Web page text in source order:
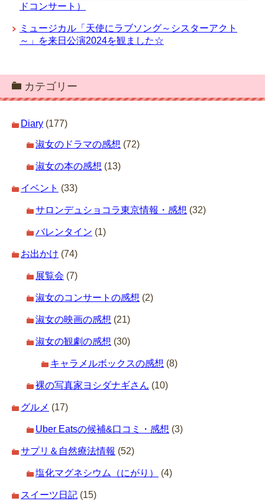
ドコンサート）
ミュージカル「天使にラブソング～シスターアクト
～」を来日公演2024を観ました☆
カテゴリー
Diary (177)
淑女のドラマの感想 (72)
淑女の本の感想 (13)
イベント (33)
サロンデュショコラ東京情報・感想 (32)
バレンタイン (1)
お出かけ (74)
展覧会 (7)
淑女のコンサートの感想 (2)
淑女の映画の感想 (21)
淑女の観劇の感想 (30)
キャラメルボックスの感想 (8)
裸の写真家ヨシダナギさん (10)
グルメ (17)
Uber Eatsの候補&口コミ・感想 (3)
サプリ＆自然療法情報 (52)
塩化マグネシウム（にがり） (4)
スイーツ日記 (15)